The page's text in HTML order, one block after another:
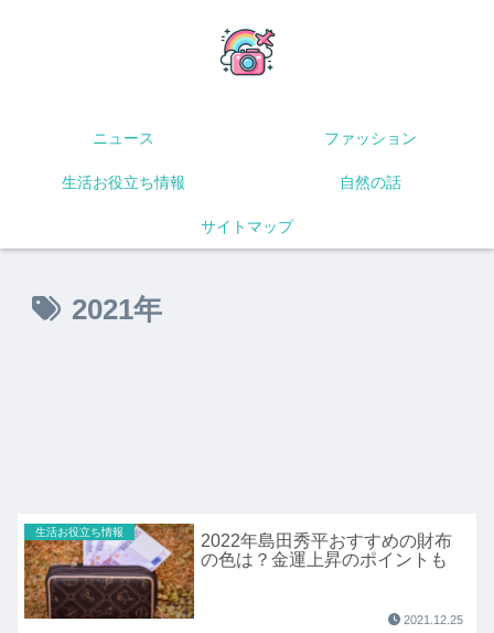
ニュース ファッション
生活お役立ち情報 自然の話
サイトマップ
2021年
生活お役立ち情報
2022年島田秀平おすすめの財布
の色は？金運上昇のポイントも
2021.12.25